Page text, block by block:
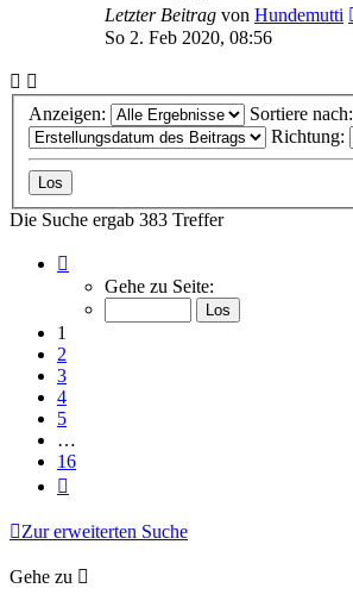
Letzter Beitrag von Hundemutti
So 2. Feb 2020, 08:56
Anzeigen:
Sortiere nach:
Richtung:
Die Suche ergab 383 Treffer
von
Gehe zu Seite:
1
2
3
4
5
…
16
Zur erweiterten Suche
Gehe zu